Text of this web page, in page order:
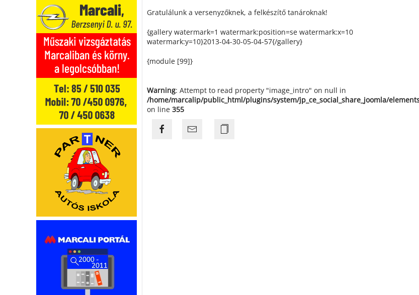
Gratulálunk a versenyzőknek, a felkészítő tanároknak!
{gallery watermark=1 watermark:position=se watermark:x=10
watermark:y=10}2013-04-30-05-04-57{/gallery}
{module [99]}
Warning: Attempt to read property "image_intro" on null in
/home/marcalip/public_html/plugins/system/jp_ce_social_share_joomla/
on line 355